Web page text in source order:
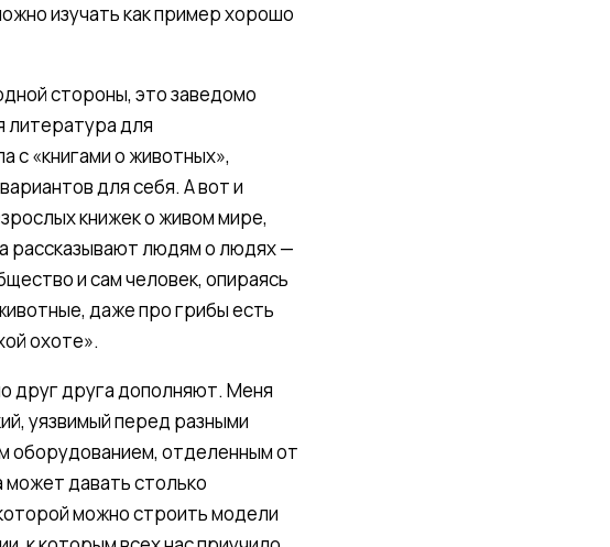
изучать как пример хорошо
стороны, это заведомо
литература для
с «книгами о животных»,
для себя. А вот и
книжек о живом мире,
рассказывают людям о людях —
и сам человек, опираясь
даже про грибы есть
охоте».
друг друга дополняют. Меня
уязвимый перед разными
оборудованием, отделенным от
давать столько
можно строить модели